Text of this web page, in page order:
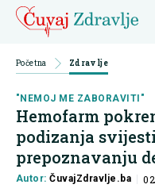
Početna Zdravlje
"NEMOJ ME ZABORAVITI"
Hemofarm
podizanja
prepoznavanju
Autor:ČuvajZdravlje.ba